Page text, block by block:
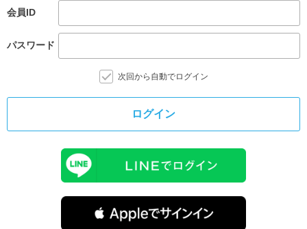
会員ID
パスワード
次回から自動でログイン
ログイン